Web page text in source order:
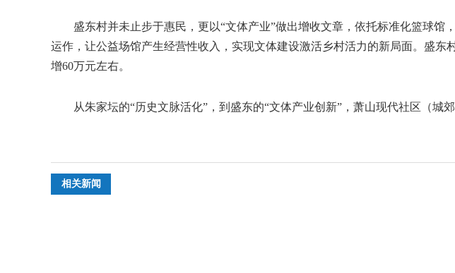
盛东村并未止步于惠民，更以“文体产业”做出增收文章，依托标准化篮球馆
运作，让公益场馆产生经营性收入，实现文体建设激活乡村活力的新局面。盛东
增60万元左右。
从朱家坛的“历史文脉活化”，到盛东的“文体产业创新”，萧山现代社区（城郊
相关新闻